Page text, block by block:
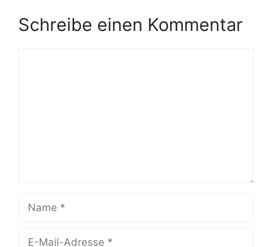
Schreibe einen Kommentar
Name